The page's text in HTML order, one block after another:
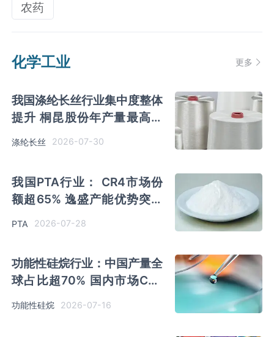
农药
化学工业 更多
我国涤纶长丝行业集中度整体
提升 桐昆股份年产量最高份
涤纶长丝 2026-07-30
我国PTA行业： CR4市场份
额超65% 逸盛产能优势突出
PTA 2026-07-28
功能性硅烷行业：中国产量全
球占比超70% 国内市场CR2
占比超40% 江瀚新材份额领
跑
功能性硅烷 2026-07-16